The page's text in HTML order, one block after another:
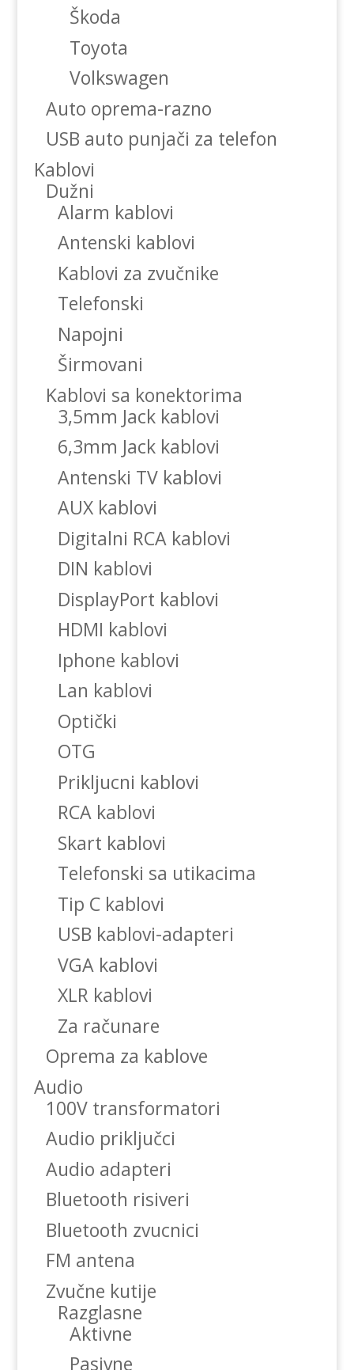
Škoda
Toyota
Volkswagen
Auto oprema-razno
USB auto punjači za telefon
Kablovi
Dužni
Alarm kablovi
Antenski kablovi
Kablovi za zvučnike
Telefonski
Napojni
Širmovani
Kablovi sa konektorima
3,5mm Jack kablovi
6,3mm Jack kablovi
Antenski TV kablovi
AUX kablovi
Digitalni RCA kablovi
DIN kablovi
DisplayPort kablovi
HDMI kablovi
Iphone kablovi
Lan kablovi
Optički
OTG
Prikljucni kablovi
RCA kablovi
Skart kablovi
Telefonski sa utikacima
Tip C kablovi
USB kablovi-adapteri
VGA kablovi
XLR kablovi
Za računare
Oprema za kablove
Audio
100V transformatori
Audio priključci
Audio adapteri
Bluetooth risiveri
Bluetooth zvucnici
FM antena
Zvučne kutije
Razglasne
Aktivne
Pasivne